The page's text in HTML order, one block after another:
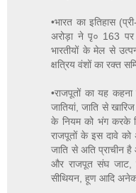
•भारत का इतिहास
अरोड़ा ने पृ० 163 पर
भारतीयों के मेल से
क्षत्रिय वंशों का रक्त
•राजपूतों का यह
जातियां, जाति से
के नियम को भंग करके
राजपूतों के इस दावे को
जाति से अति प्राचीन है
और राजपूत संघ जाट,
सीथियन, हूण आदि अनेक